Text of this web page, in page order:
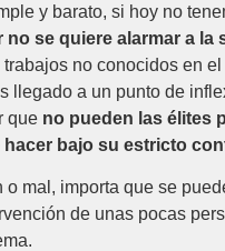
y barato, si hoy no
no se quiere alarmar a
no conocidos en
llegado a un punto de
que no pueden las élites
bajo su estricto
o mal, importa que se
de unas pocas